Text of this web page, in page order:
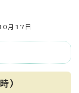
月17日
)